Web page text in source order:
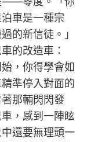
車是一種宗
的新信徒。」
的改造車：
，你得學會如
準停入對面的
那輛閃閃發
，感到一陣眩
還要無理頭一